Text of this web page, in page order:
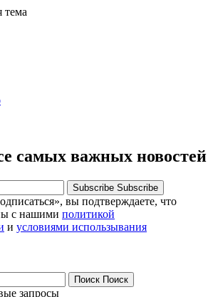
тема
самых важных новостей
Subscribe Subscribe
вы подтверждаете, что
с нашими политикой
и условиями использывания
Поиск Поиск
запросы